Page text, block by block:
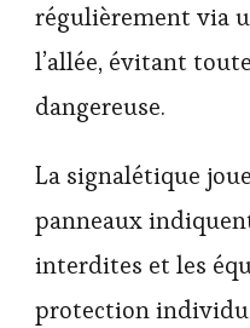
régulièrement via
l’allée, évitant
dangereuse.
La signalétique
panneaux
interdites et les
protection